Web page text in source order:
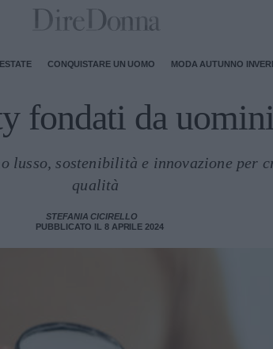
CONQUISTARE UN UOMO MODA AUTUNNO
fondati da
lusso, sostenibilità e innovazione per
qualità
STEFANIA CICIRELLO
PUBBLICATO IL 8 APRILE 2024